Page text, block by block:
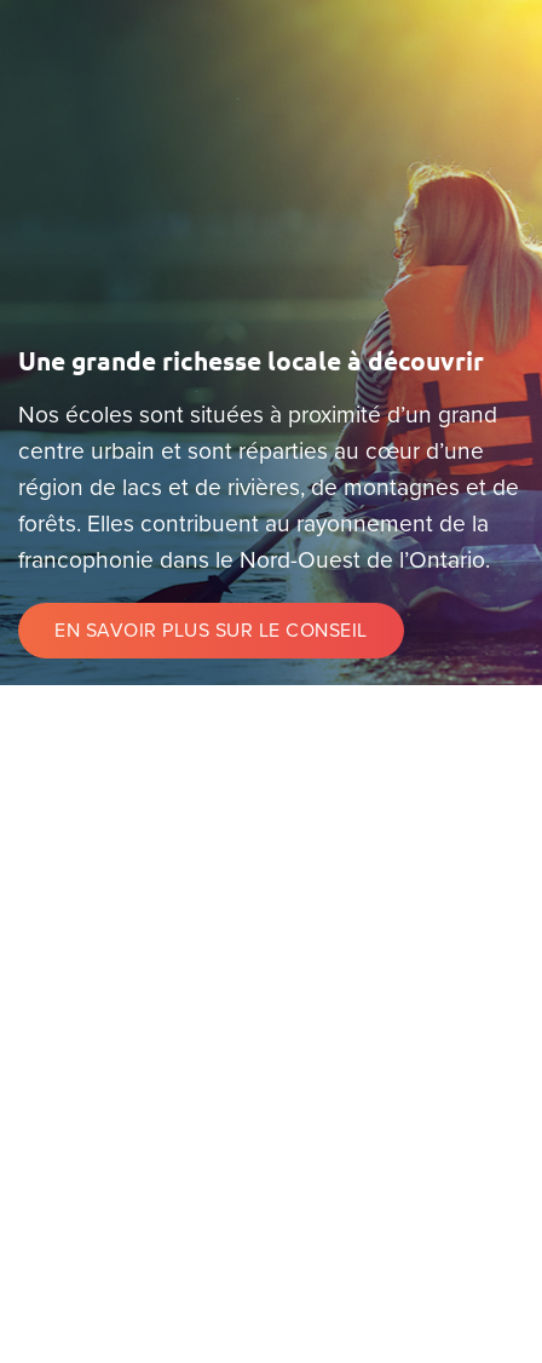
Une grande richesse locale à découvrir
Nos écoles sont situées à proximité d’un grand
centre urbain et sont réparties au cœur d’une
région de lacs et de rivières, de montagnes et de
forêts. Elles contribuent au rayonnement de la
francophonie dans le Nord-Ouest de l’Ontario.
EN SAVOIR PLUS SUR LE CONSEIL